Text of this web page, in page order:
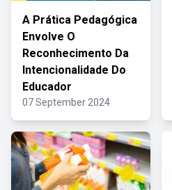
A Prática Pedagógica
Envolve O
Reconhecimento Da
Intencionalidade Do
Educador
07 September 2024